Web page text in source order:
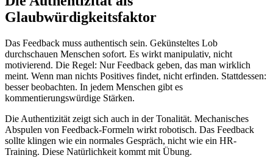
Glaubwürdigkeitsfaktor
Das Feedback muss authentisch sein. Gekünsteltes Lob
durchschauen Menschen sofort. Es wirkt manipulativ, nicht
motivierend. Die Regel: Nur Feedback geben, das man wirklich
meint. Wenn man nichts Positives findet, nicht erfinden. Stattdessen:
besser beobachten. In jedem Menschen gibt es
kommentierungswürdige Stärken.
Die Authentizität zeigt sich auch in der Tonalität. Mechanisches
Abspulen von Feedback-Formeln wirkt robotisch. Das Feedback
sollte klingen wie ein normales Gespräch, nicht wie ein HR-
Training. Diese Natürlichkeit kommt mit Übung.